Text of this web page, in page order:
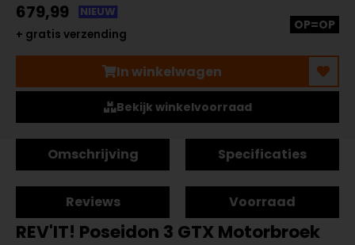
679,99
NIEUW
+ gratis verzending
OP=OP
In winkelwagen
Bekijk winkelvoorraad
Omschrijving Specificaties
Reviews Voorraad
REV'IT! Poseidon 3 GTX Motorbroek